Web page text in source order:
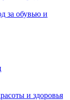
за обувью и
и здоровья